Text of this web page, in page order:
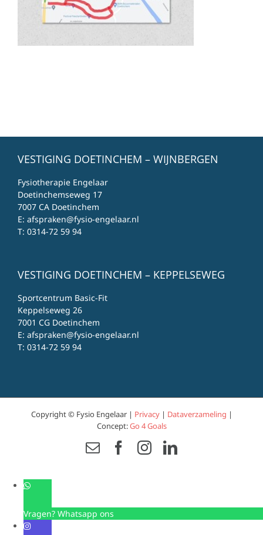
VESTIGING DOETINCHEM – WIJNBERGEN
Fysiotherapie Engelaar
Doetinchemseweg 17
7007 CA Doetinchem
E: afspraken@fysio-engelaar.nl
T: 0314-72 59 94
VESTIGING DOETINCHEM – KEPPELSEWEG
Sportcentrum Basic-Fit
Keppelseweg 26
7001 CG Doetinchem
E: afspraken@fysio-engelaar.nl
T: 0314-72 59 94
Copyright © Fysio Engelaar | Privacy| Dataverzameling |
Concept:Go 4 Goals
Email Facebook
Instagram
LinkedIn
Vragen? Whatsapp ons